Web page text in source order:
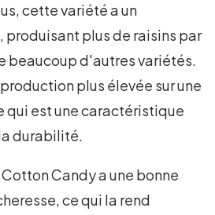
cette variété a un
produisant plus de raisins par
beaucoup d'autres variétés.
plus élevée sur une
qui est une caractéristique
durabilité.
Candy a une bonne
ce qui la rend